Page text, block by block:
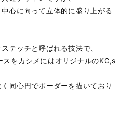
心に向って立体的に盛り上がる
テッチと呼ばれる技法で、
をカシメにはオリジナルのKC,s
同心円でボーダーを描いており